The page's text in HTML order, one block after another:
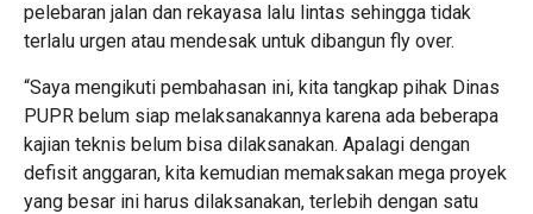
pelebaran jalan dan rekayasa lalu lintas sehingga tidak
terlalu urgen atau mendesak untuk dibangun fly over.
“Saya mengikuti pembahasan ini, kita tangkap pihak Dinas
PUPR belum siap melaksanakannya karena ada beberapa
kajian teknis belum bisa dilaksanakan. Apalagi dengan
defisit anggaran, kita kemudian memaksakan mega proyek
yang besar ini harus dilaksanakan, terlebih dengan satu